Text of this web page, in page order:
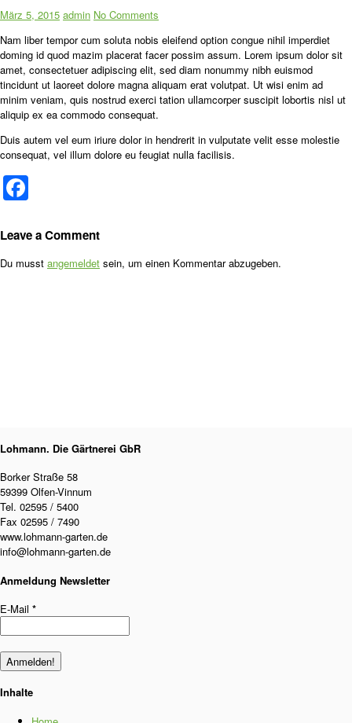
März 5, 2015 admin No Comments
Nam liber tempor cum soluta nobis eleifend option congue nihil imperdiet
doming id quod mazim placerat facer possim assum. Lorem ipsum dolor sit
amet, consectetuer adipiscing elit, sed diam nonummy nibh euismod
tincidunt ut laoreet dolore magna aliquam erat volutpat. Ut wisi enim ad
minim veniam, quis nostrud exerci tation ullamcorper suscipit lobortis nisl ut
aliquip ex ea commodo consequat.
Duis autem vel eum iriure dolor in hendrerit in vulputate velit esse molestie
consequat, vel illum dolore eu feugiat nulla facilisis.
Leave a Comment
Du musst angemeldet sein, um einen Kommentar abzugeben.
Lohmann. Die Gärtnerei GbR
Borker Straße 58
59399 Olfen-Vinnum
Tel. 02595 / 5400
Fax 02595 / 7490
www.lohmann-garten.de
info@lohmann-garten.de
Anmeldung Newsletter
E-Mail *
Inhalte